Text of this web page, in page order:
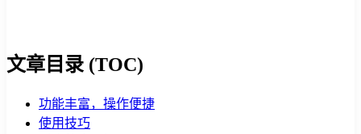
文章目录 (TOC)
功能丰富，操作便捷
使用技巧